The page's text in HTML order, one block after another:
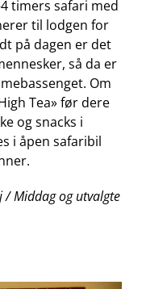
timers safari med
til lodgen for
på dagen er det
så da er
Om
Tea» før dere
og snacks i
i åpen safaribil
Middag og utvalgte